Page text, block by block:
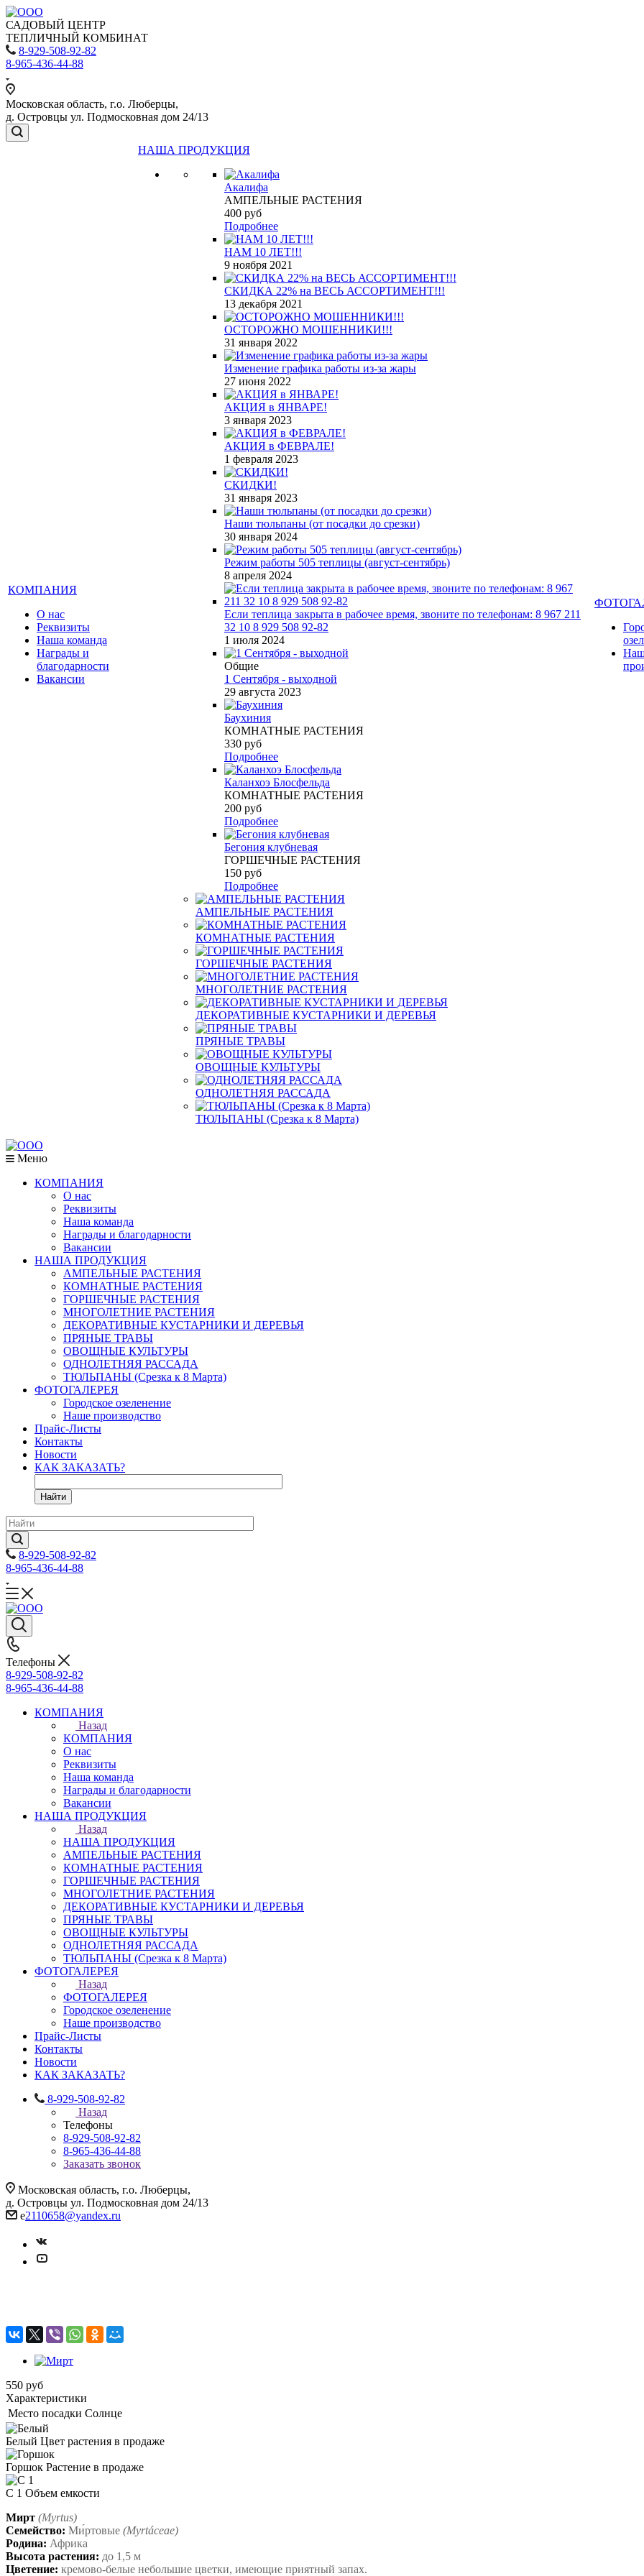
САДОВЫЙ ЦЕНТР
ТЕПЛИЧНЫЙ КОМБИНАТ
8-929-508-92-82
8-965-436-44-88
Московская область, г.о. Люберцы,
д. Островцы ул. Подмосковная дом 24/13
КОМПАНИЯ
О нас
Реквизиты
Наша команда
Награды и
благодарности
Вакансии
НАША ПРОДУКЦИЯ
Акалифа
АМПЕЛЬНЫЕ РАСТЕНИЯ
400 руб
Подробнее
НАМ 10 ЛЕТ!!!
9 ноября 2021
СКИДКА 22% на ВЕСЬ АССОРТИМЕНТ!!!
13 декабря 2021
ОСТОРОЖНО МОШЕННИКИ!!!
31 января 2022
Изменение графика работы из-за жары
27 июня 2022
АКЦИЯ в ЯНВАРЕ!
3 января 2023
АКЦИЯ в ФЕВРАЛЕ!
1 февраля 2023
СКИДКИ!
31 января 2023
Наши тюльпаны (от посадки до срезки)
30 января 2024
Режим работы 505 теплицы (август-сентябрь)
8 апреля 2024
Если теплица закрыта в рабочее время, звоните по телефонам: 8 967 211
32 10 8 929 508 92-82
1 июля 2024
Общие
1 Сентября - выходной
29 августа 2023
Баухиния
КОМНАТНЫЕ РАСТЕНИЯ
330 руб
Подробнее
Каланхоэ Блосфельда
КОМНАТНЫЕ РАСТЕНИЯ
200 руб
Подробнее
Бегония клубневая
ГОРШЕЧНЫЕ РАСТЕНИЯ
150 руб
Подробнее
АМПЕЛЬНЫЕ РАСТЕНИЯ
КОМНАТНЫЕ РАСТЕНИЯ
ГОРШЕЧНЫЕ РАСТЕНИЯ
МНОГОЛЕТНИЕ РАСТЕНИЯ
ДЕКОРАТИВНЫЕ КУСТАРНИКИ И ДЕРЕВЬЯ
ПРЯНЫЕ ТРАВЫ
ОВОЩНЫЕ КУЛЬТУРЫ
ОДНОЛЕТНЯЯ РАССАДА
ТЮЛЬПАНЫ (Срезка к 8 Марта)
Меню
КОМПАНИЯ
О нас
Реквизиты
Наша команда
Награды и благодарности
Вакансии
НАША ПРОДУКЦИЯ
АМПЕЛЬНЫЕ РАСТЕНИЯ
КОМНАТНЫЕ РАСТЕНИЯ
ГОРШЕЧНЫЕ РАСТЕНИЯ
МНОГОЛЕТНИЕ РАСТЕНИЯ
ДЕКОРАТИВНЫЕ КУСТАРНИКИ И ДЕРЕВЬЯ
ПРЯНЫЕ ТРАВЫ
ОВОЩНЫЕ КУЛЬТУРЫ
ОДНОЛЕТНЯЯ РАССАДА
ТЮЛЬПАНЫ (Срезка к 8 Марта)
ФОТОГАЛЕРЕЯ
Городское озеленение
Наше производство
Прайс-Листы
Контакты
Новости
КАК ЗАКАЗАТЬ?
Найти
8-929-508-92-82
8-965-436-44-88
Телефоны
8-929-508-92-82
8-965-436-44-88
КОМПАНИЯ
Назад
КОМПАНИЯ
О нас
Реквизиты
Наша команда
Награды и благодарности
Вакансии
НАША ПРОДУКЦИЯ
Назад
НАША ПРОДУКЦИЯ
АМПЕЛЬНЫЕ РАСТЕНИЯ
КОМНАТНЫЕ РАСТЕНИЯ
ГОРШЕЧНЫЕ РАСТЕНИЯ
МНОГОЛЕТНИЕ РАСТЕНИЯ
ДЕКОРАТИВНЫЕ КУСТАРНИКИ И ДЕРЕВЬЯ
ПРЯНЫЕ ТРАВЫ
ОВОЩНЫЕ КУЛЬТУРЫ
ОДНОЛЕТНЯЯ РАССАДА
ТЮЛЬПАНЫ (Срезка к 8 Марта)
ФОТОГАЛЕРЕЯ
Назад
ФОТОГАЛЕРЕЯ
Городское озеленение
Наше производство
Прайс-Листы
Контакты
Новости
КАК ЗАКАЗАТЬ?
8-929-508-92-82
Назад
Телефоны
8-929-508-92-82
8-965-436-44-88
Заказать звонок
Московская область, г.о. Люберцы,
д. Островцы ул. Подмосковная дом 24/13
e2110658@yandex.ru
550 руб
Характеристики
Место посадки Солнце
Белый Цвет растения в продаже
Горшок Растение в продаже
C 1 Объем емкости
Мирт (Myrtus)
Семейство: Ми́ртовые (Myrtáceae)
Родина: Африка
Высота растения: до 1,5 м
Цветение: кремово-белые небольшие цветки, имеющие приятный запах.